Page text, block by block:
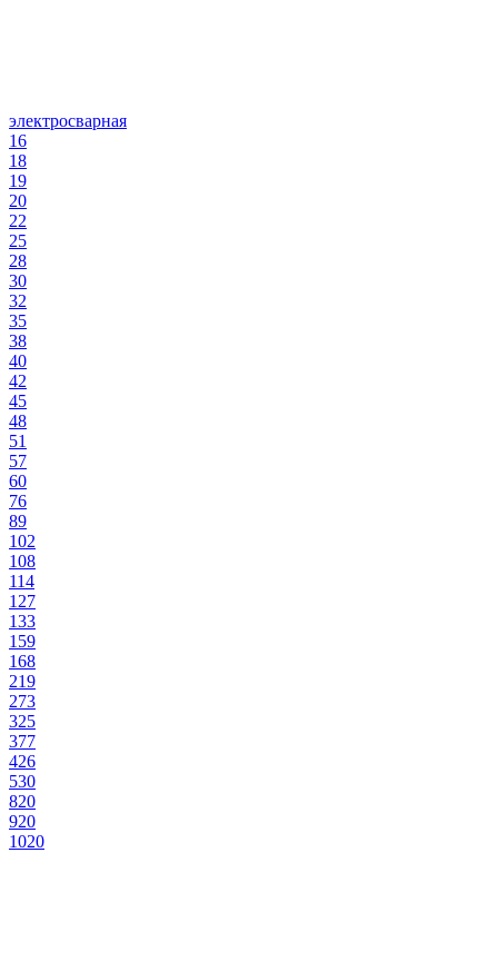
электросварная
16
18
19
20
22
25
28
30
32
35
38
40
42
45
48
51
57
60
76
89
102
108
114
127
133
159
168
219
273
325
377
426
530
820
920
1020